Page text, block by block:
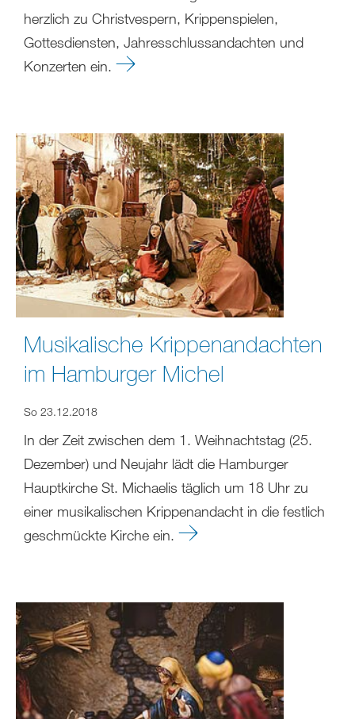
herzlich zu Christvespern, Krippenspielen,
Gottesdiensten, Jahresschlussandachten und
Konzerten ein.
Musikalische Krippenandachten
im Hamburger Michel
So 23.12.2018
In der Zeit zwischen dem 1. Weihnachtstag (25.
Dezember) und Neujahr lädt die Hamburger
Hauptkirche St. Michaelis täglich um 18 Uhr zu
einer musikalischen Krippenandacht in die festlich
geschmückte Kirche ein.